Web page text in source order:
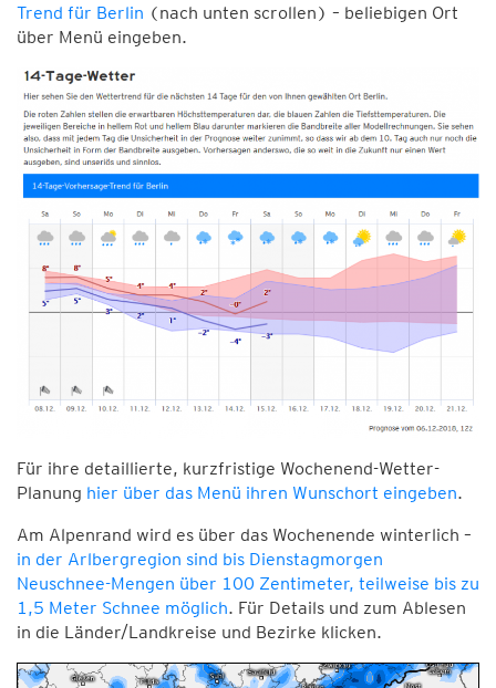
Trend für Berlin (nach unten scrollen) – beliebigen Ort
über Menü eingeben.
Für ihre detaillierte, kurzfristige Wochenend-Wetter-
Planung hier über das Menü ihren Wunschort eingeben.
Am Alpenrand wird es über das Wochenende winterlich –
in der Arlbergregion sind bis Dienstagmorgen
Neuschnee-Mengen über 100 Zentimeter, teilweise bis zu
1,5 Meter Schnee möglich. Für Details und zum Ablesen
in die Länder/Landkreise und Bezirke klicken.